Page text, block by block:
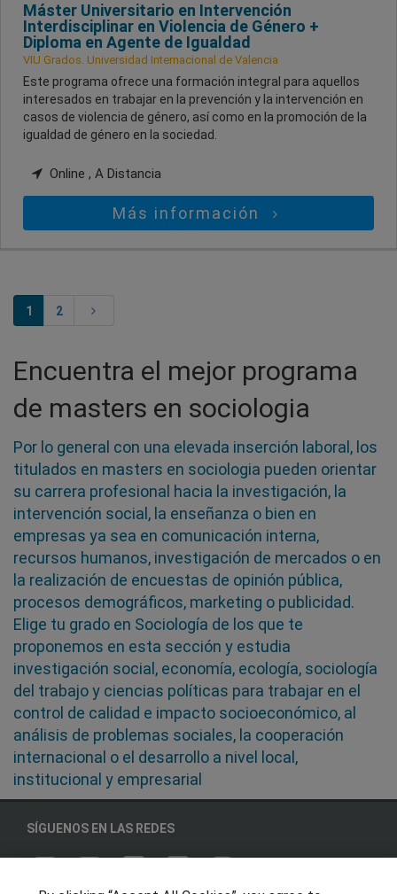
Máster Universitario en Intervención
Interdisciplinar en Violencia de Género +
Diploma en Agente de Igualdad
VIU Grados. Universidad Internacional de Valencia
Este programa ofrece una formación integral para aquellos
interesados en trabajar en la prevención y la intervención en
casos de violencia de género, así como en la promoción de la
igualdad de género en la sociedad.
Online , A Distancia
Más información
1 2
Encuentra el mejor programa
de masters en sociologia
Por lo general con una elevada inserción laboral, los
titulados en masters en sociologia pueden orientar
su carrera profesional hacia la investigación, la
intervención social, la enseñanza o bien en
empresas ya sea en comunicación interna,
recursos humanos, investigación de mercados o en
la realización de encuestas de opinión pública,
procesos demográficos, marketing o publicidad.
Elige tu grado en Sociología de los que te
proponemos en esta sección y estudia
investigación social, economía, ecología, sociología
del trabajo y ciencias políticas para trabajar en el
control de calidad e impacto socioeconómico, al
análisis de problemas sociales, la cooperación
internacional o el desarrollo a nivel local,
institucional y empresarial
SÍGUENOS EN LAS REDES